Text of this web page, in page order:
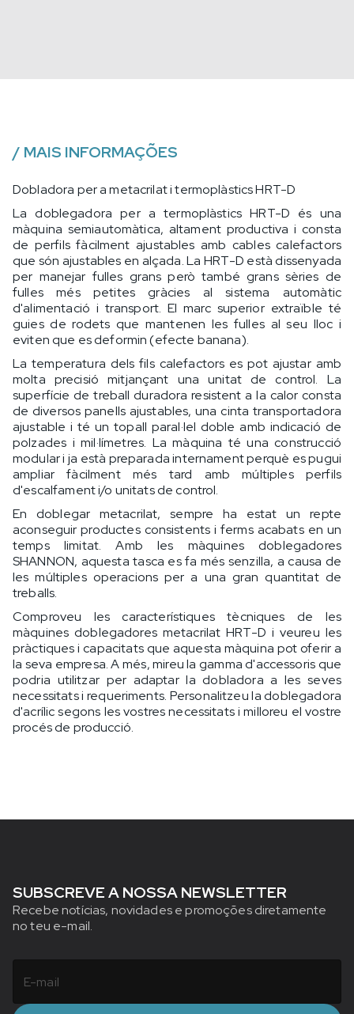
/ MAIS INFORMAÇÕES
Dobladora per a metacrilat i termoplàstics HRT-D
La doblegadora per a termoplàstics HRT-D és una
màquina semiautomàtica, altament productiva i consta
de perfils fàcilment ajustables amb cables calefactors
que són ajustables en alçada. La HRT-D està dissenyada
per manejar fulles grans però també grans sèries de
fulles més petites gràcies al sistema automàtic
d'alimentació i transport. El marc superior extraïble té
guies de rodets que mantenen les fulles al seu lloc i
eviten que es deformin (efecte banana).
La temperatura dels fils calefactors es pot ajustar amb
molta precisió mitjançant una unitat de control. La
superfície de treball duradora resistent a la calor consta
de diversos panells ajustables, una cinta transportadora
ajustable i té un topall paral·lel doble amb indicació de
polzades i mil·límetres. La màquina té una construcció
modular i ja està preparada internament perquè es pugui
ampliar fàcilment més tard amb múltiples perfils
d'escalfament i/o unitats de control.
En doblegar metacrilat, sempre ha estat un repte
aconseguir productes consistents i ferms acabats en un
temps limitat. Amb les màquines doblegadores
SHANNON, aquesta tasca es fa més senzilla, a causa de
les múltiples operacions per a una gran quantitat de
treballs.
Comproveu les característiques tècniques de les
màquines doblegadores metacrilat HRT-D i veureu les
pràctiques i capacitats que aquesta màquina pot oferir a
la seva empresa. A més, mireu la gamma d'accessoris que
podria utilitzar per adaptar la dobladora a les seves
necessitats i requeriments. Personalitzeu la doblegadora
d'acrílic segons les vostres necessitats i milloreu el vostre
procés de producció.
SUBSCREVE A NOSSA NEWSLETTER
Recebe notícias, novidades e promoções diretamente
no teu e-mail.